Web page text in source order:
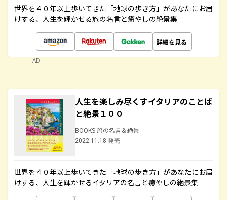
世界を４０年以上歩いてきた「地球の歩き方」があなたにお届
けする、人生を輝かせる旅の名言と癒やしの絶景集
詳細を見る
AD
人生を楽しみ尽くすイタリアのことば
と絶景１００
BOOKS 旅の名言＆絶景
2022.11.18 発売
世界を４０年以上歩いてきた「地球の歩き方」があなたにお届
けする、人生を輝かせるイタリアの名言と癒やしの絶景集